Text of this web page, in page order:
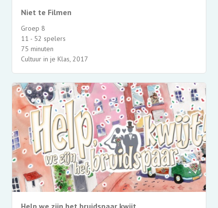
Niet te Filmen
Groep 8
11 - 52 spelers
75 minuten
Cultuur in je Klas, 2017